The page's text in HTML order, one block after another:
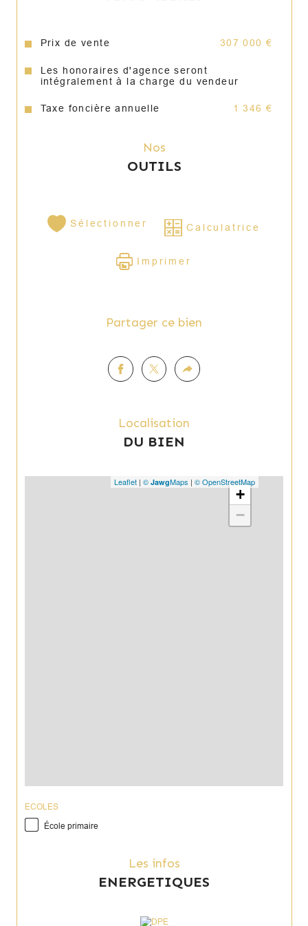
Prix de vente 307 000 €
Les honoraires d'agence seront
intégralement à la charge du vendeur
Taxe foncière annuelle 1 346 €
Nos
OUTILS
Sélectionner Calculatrice
Imprimer
Partager ce bien
Localisation
DU BIEN
+
−
Leaflet | © JawgMaps | © OpenStreetMap
ECOLES
École primaire
Les infos
ENERGETIQUES